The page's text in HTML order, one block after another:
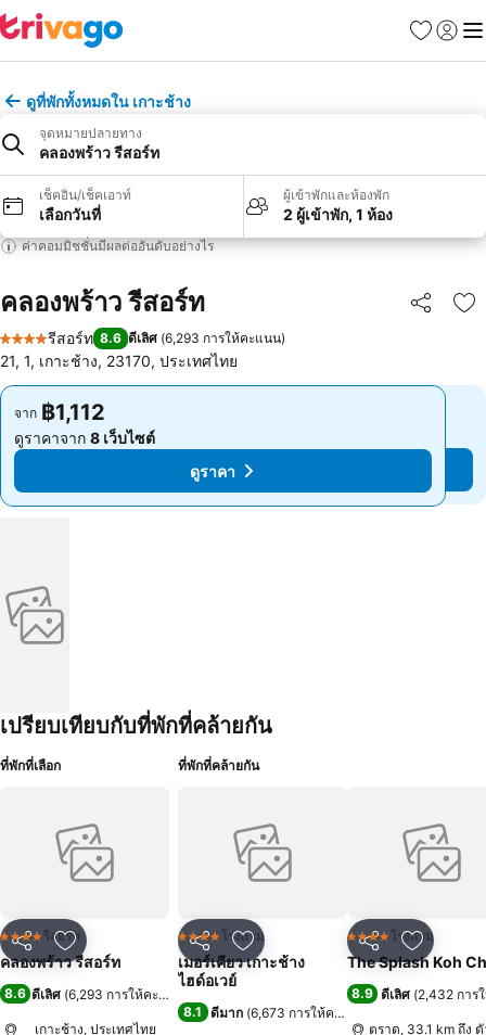
รายการโป
เข้าสู่ร
เมนู
ดูที่พักทั้งหมดใน เกาะช้าง
จุดหมายปลายทาง
คลองพร้าว รีสอร์ท
เช็คอิน/เช็คเอาท์
เลือกวันที่
ผู้เข้าพักและห้องพัก
2 ผู้เข้าพัก, 1 ห้อง
ค่าคอมมิชชั่นมีผลต่ออันดับอย่างไร
คลองพร้าว รีสอร์ท แชร์
เ
4 ดาว
รีสอร์ท 8.6 ดีเลิศ (6,293 การให้คะแนน)
21, 1, เกาะช้าง, 23170, ประเทศไทย
จาก ฿1,112
ดูราคาจาก 8 เว็บไซต์
ดูราคา
จาก ฿1,112
ดูราคาจาก 8 เว็บไซต์
ดูราคา
เปรียบเทียบกับที่พักที่คล้ายกัน
ที่พักที่เลือก
แชร์ เพิ่มในรายการโปรด
4 ดาว รีสอร์ท
คลองพร้าว รีสอร์ท
8.6 ดีเลิศ (6,293 การให้คะแนน
เกาะช้าง, ประเทศไทย
ที่พักที่คล้ายกัน
แชร์ เพิ่มในรายการโปรด
4 ดาว โรงแรม
เมอร์เคียว เกาะช้าง
ไฮด์อเวย์
8.1 ดีมาก (6,673 การให้คะแนน
แชร์ เพิ่มในรา
4 ดาว โรงแรม
The Splash Koh
8.9 ดีเลิศ (2,432 การ
ตราด, 33.1 km ถึง